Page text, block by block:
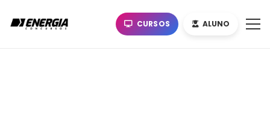
CURSOS ALUNO